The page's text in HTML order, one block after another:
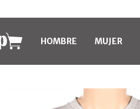
HOMBRE MUJER